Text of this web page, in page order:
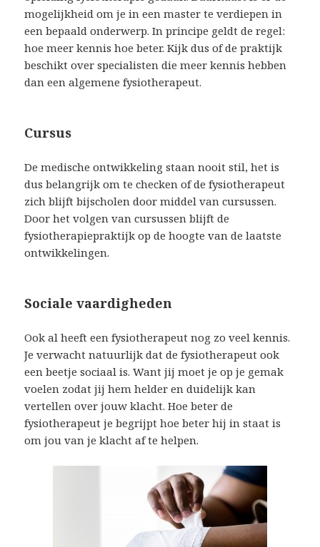
mogelijkheid om je in een master te verdiepen in
een bepaald onderwerp. In principe geldt de regel:
hoe meer kennis hoe beter. Kijk dus of de praktijk
beschikt over specialisten die meer kennis hebben
dan een algemene fysiotherapeut.
Cursus
De medische ontwikkeling staan nooit stil, het is
dus belangrijk om te checken of de fysiotherapeut
zich blijft bijscholen door middel van cursussen.
Door het volgen van cursussen blijft de
fysiotherapiepraktijk op de hoogte van de laatste
ontwikkelingen.
Sociale vaardigheden
Ook al heeft een fysiotherapeut nog zo veel kennis.
Je verwacht natuurlijk dat de fysiotherapeut ook
een beetje sociaal is. Want jij moet je op je gemak
voelen zodat jij hem helder en duidelijk kan
vertellen over jouw klacht. Hoe beter de
fysiotherapeut je begrijpt hoe beter hij in staat is
om jou van je klacht af te helpen.